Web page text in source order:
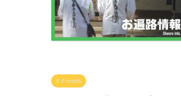
K-Friends